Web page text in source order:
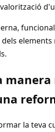
elements
manera
la teva